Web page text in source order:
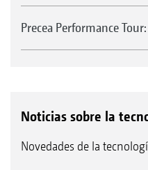
Precea Performance
Noticias sobre la
Novedades de la